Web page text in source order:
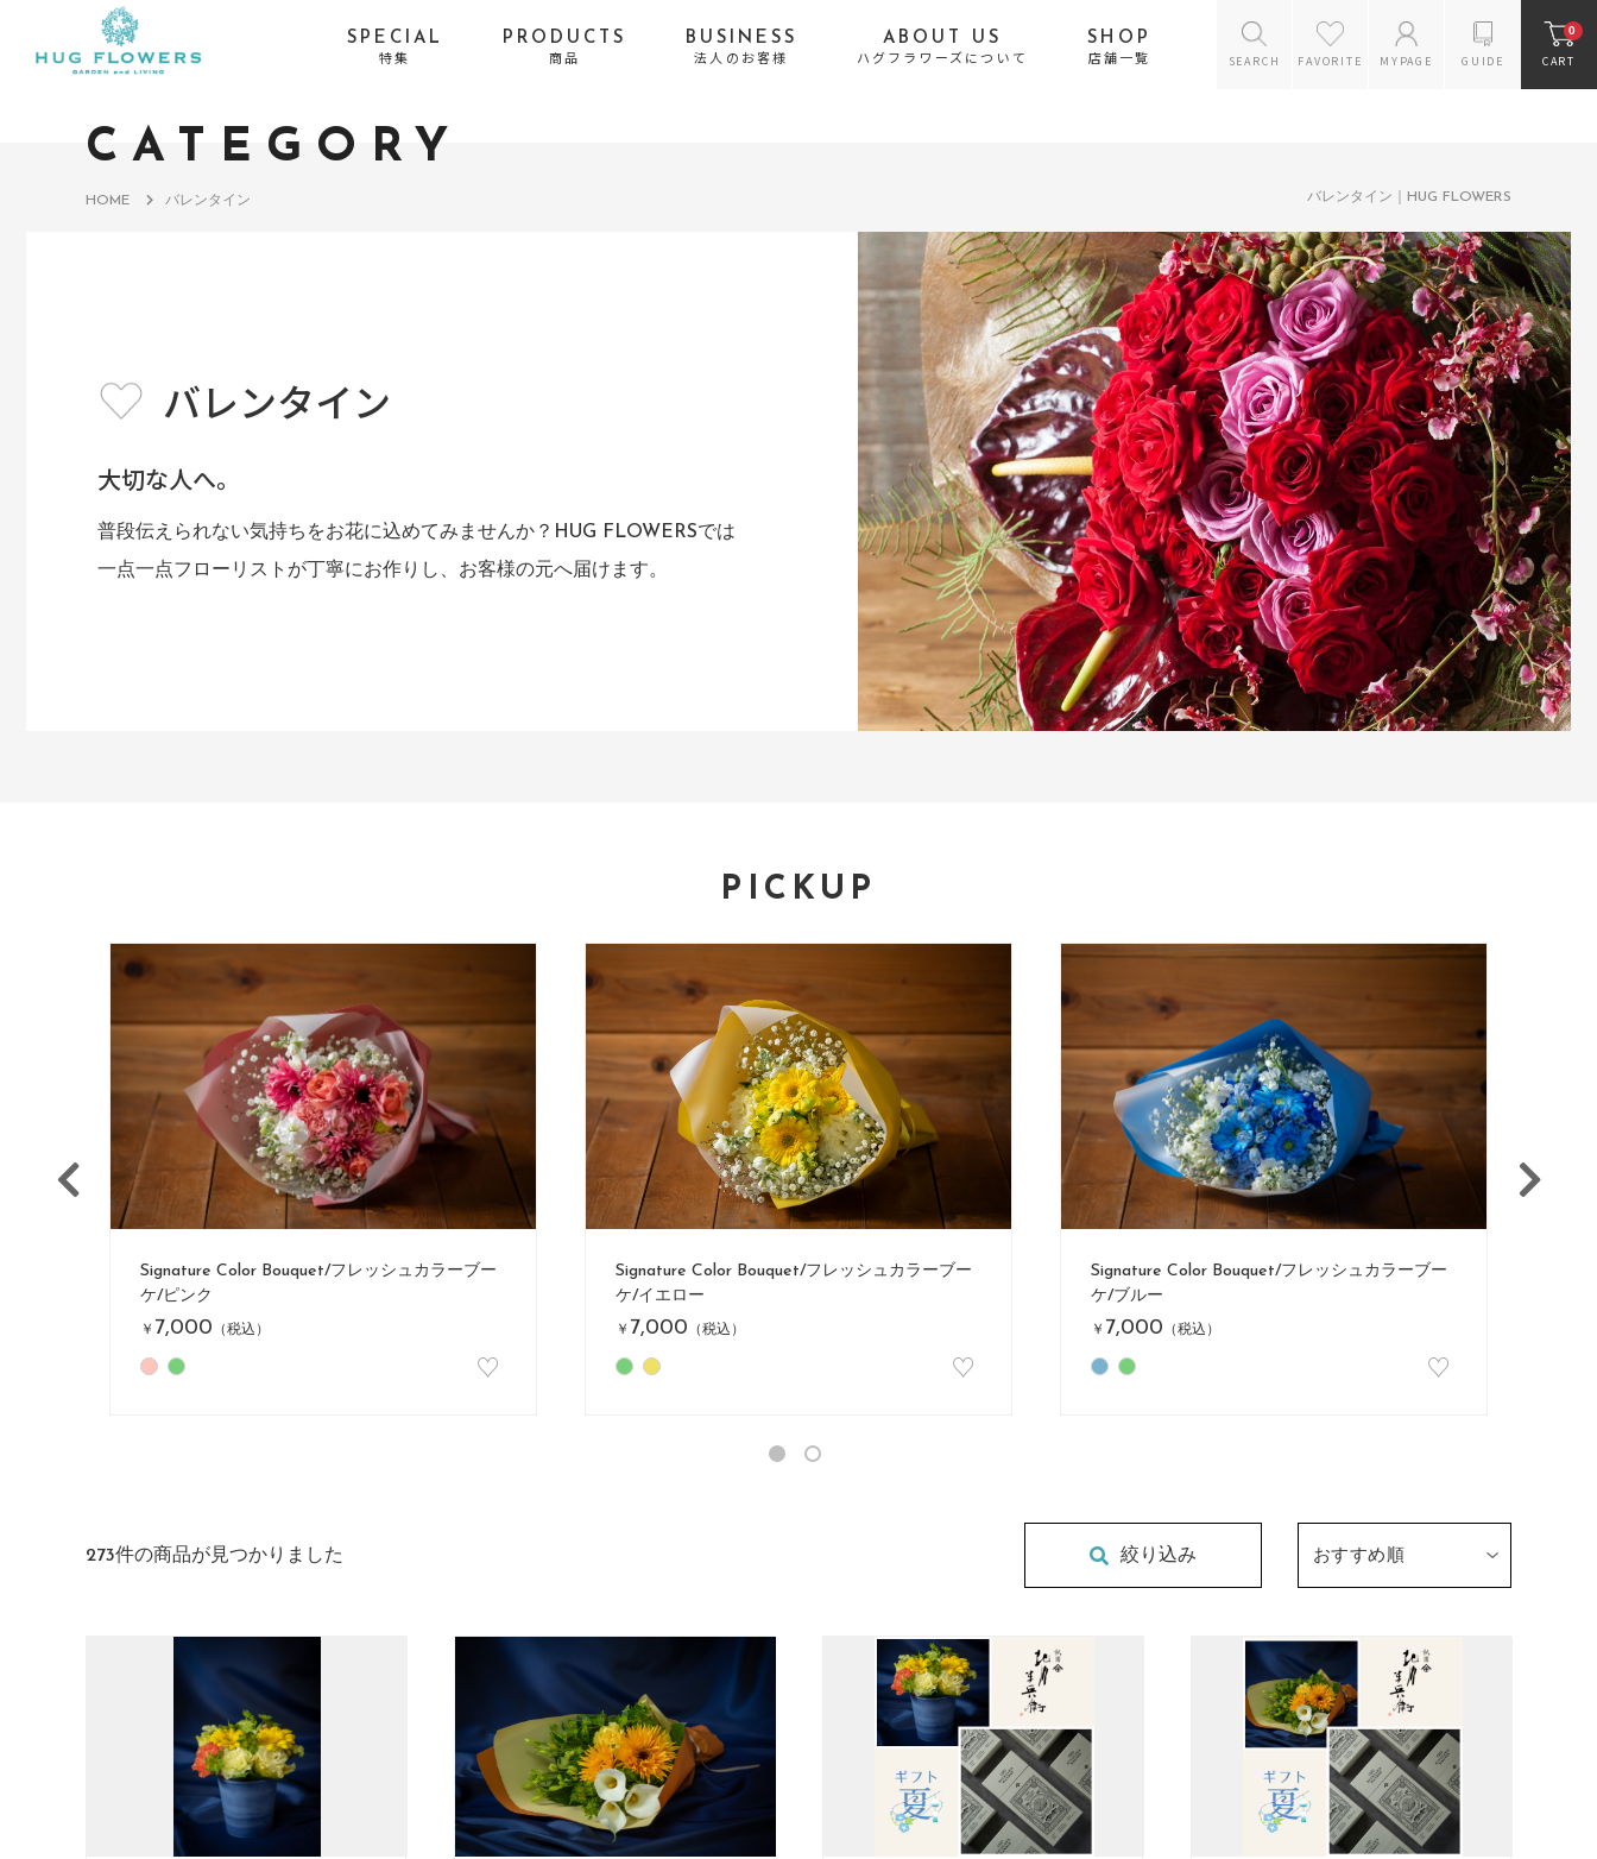
SPECIAL
特集
PRODUCTS
商品
お盆
お供え・喪中お見舞い-
送別・昇進・退職祝い
発表会・公演祝い
プロポーズ
結婚式・Photo Weddi
ng
自宅用
ギフトセット お供えギフトセット
リース ドライフラワー
ラン鉢 花瓶
雑貨・ケアグッズ スタンドフラワー
オーダー商品
BUSINESS
法人のお客様
ABOUT US
ハグフラワーズについて
SHOP
店舗一覧 SEARCH FAVORITE MYPAGE GUIDE
0
CART
バレンタイン｜HUG FLOWERS
CATEGORY
バレンタイン
大切な人へ。
普段伝えられない気持ちをお花に込めてみませんか？HUG FLOWERSでは
一点一点フローリストが丁寧にお作りし、お客様の元へ届けます。
HOME バレンタイン
PICKUP
Signature Color Bouquet/フレッシュカラーブー
ケ/ブルー
￥ 7,000 （税込）
♡
Signature Color Bouquet/フレッシュカラーブー
ケ/パープル
￥ 7,000 （税込）
♡
Signature Color Bouquet/フレッシュカラーブー
ケ/レッド
￥ 7,000 （税込）
♡
273件の商品が見つかりました 絞り込み